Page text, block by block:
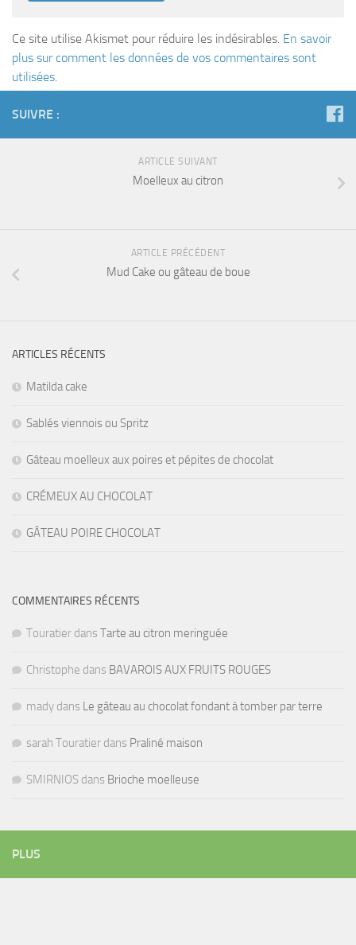
Ce site utilise Akismet pour réduire les indésirables. En savoir
plus sur comment les données de vos commentaires sont
utilisées
SUIVRE :
ARTICLE SUIVANT
Moelleux au citron
ARTICLE PRÉCÉDENT
Mud Cake ou gâteau de boue
ARTICLES RÉCENTS
Matilda cake
Sablés viennois ou Spritz
Gâteau moelleux aux poires et pépites de chocolat
CRÉMEUX AU CHOCOLAT
GÂTEAU POIRE CHOCOLAT
COMMENTAIRES RÉCENTS
Touratier dans Tarte au citron meringuée
Christophe dans BAVAROIS AUX FRUITS ROUGES
mady dans Le gâteau au chocolat fondant à tomber par terre
sarah Touratier dans Praliné maison
SMIRNIOS dans Brioche moelleuse
PLUS